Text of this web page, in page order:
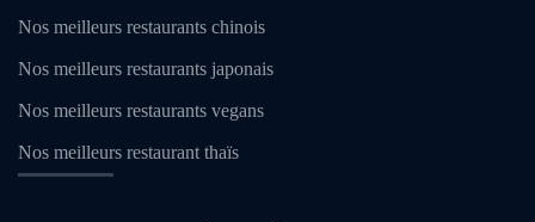
Nos meilleurs restaurants chinois
Nos meilleurs restaurants japonais
Nos meilleurs restaurants vegans
Nos meilleurs restaurant thaïs